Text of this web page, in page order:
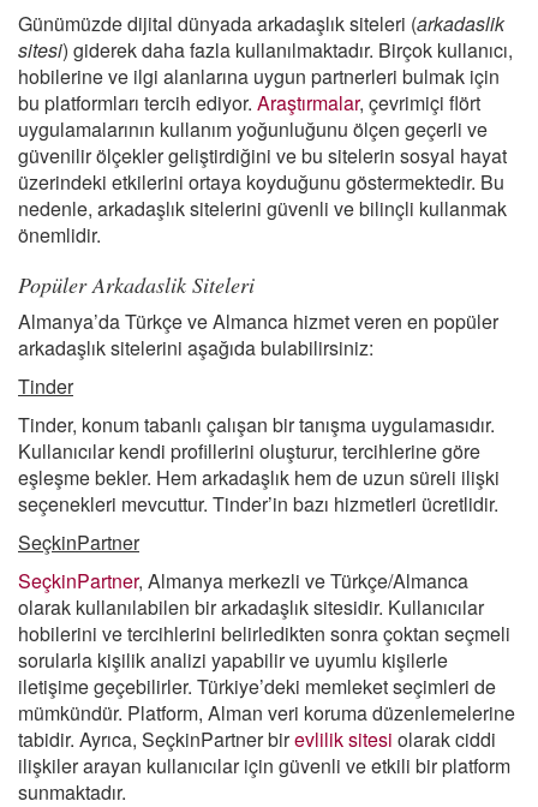
Günümüzde dijital dünyada arkadaşlık siteleri (arkadaslik
sitesi) giderek daha fazla kullanılmaktadır. Birçok kullanıcı,
hobilerine ve ilgi alanlarına uygun partnerleri bulmak için
bu platformları tercih ediyor. Araştırmalar, çevrimiçi flört
uygulamalarının kullanım yoğunluğunu ölçen geçerli ve
güvenilir ölçekler geliştirdiğini ve bu sitelerin sosyal hayat
üzerindeki etkilerini ortaya koyduğunu göstermektedir. Bu
nedenle, arkadaşlık sitelerini güvenli ve bilinçli kullanmak
önemlidir.
Popüler Arkadaslik Siteleri
Almanya’da Türkçe ve Almanca hizmet veren en popüler
arkadaşlık sitelerini aşağıda bulabilirsiniz:
Tinder
Tinder, konum tabanlı çalışan bir tanışma uygulamasıdır.
Kullanıcılar kendi profillerini oluşturur, tercihlerine göre
eşleşme bekler. Hem arkadaşlık hem de uzun süreli ilişki
seçenekleri mevcuttur. Tinder’in bazı hizmetleri ücretlidir.
SeçkinPartner
SeçkinPartner, Almanya merkezli ve Türkçe/Almanca
olarak kullanılabilen bir arkadaşlık sitesidir. Kullanıcılar
hobilerini ve tercihlerini belirledikten sonra çoktan seçmeli
sorularla kişilik analizi yapabilir ve uyumlu kişilerle
iletişime geçebilirler. Türkiye’deki memleket seçimleri de
mümkündür. Platform, Alman veri koruma düzenlemelerine
tabidir. Ayrıca, SeçkinPartner birevlilik sitesi olarak ciddi
ilişkiler arayan kullanıcılar için güvenli ve etkili bir platform
sunmaktadır.